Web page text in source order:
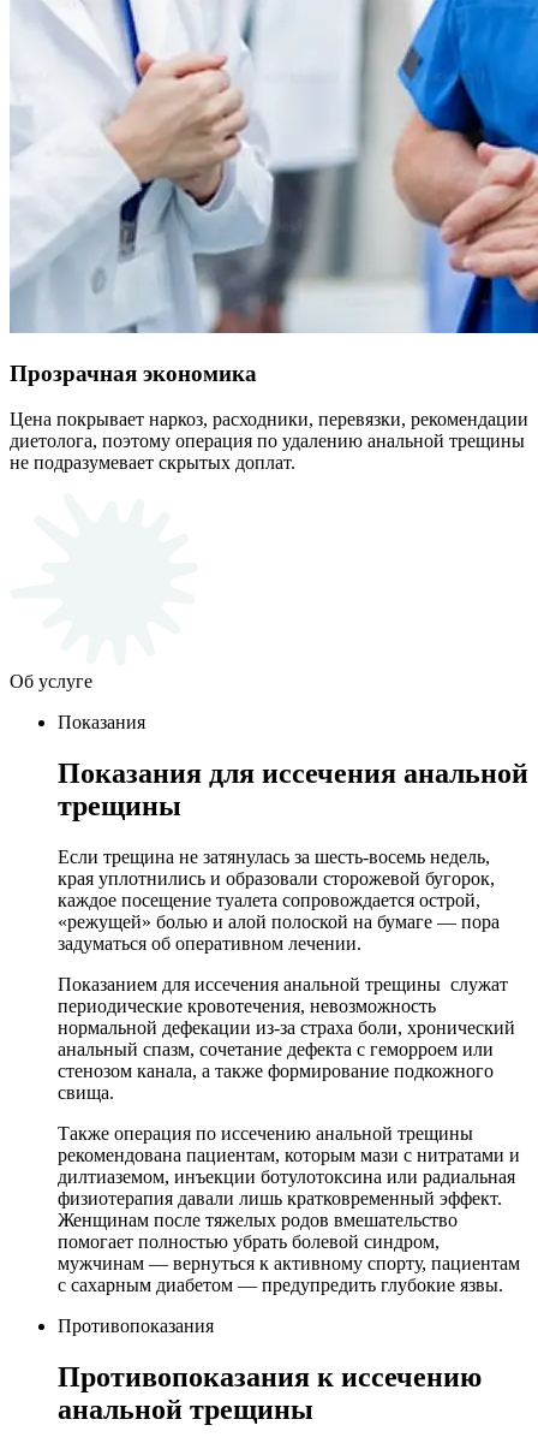
Прозрачная экономика
Цена покрывает наркоз, расходники, перевязки, рекомендации
диетолога, поэтому операция по удалению анальной трещины
не подразумевает скрытых доплат.
Об услуге
Показания
Показания для иссечения анальной
трещины
Если трещина не затянулась за шесть-восемь недель,
края уплотнились и образовали сторожевой бугорок,
каждое посещение туалета сопровождается острой,
«режущей» болью и алой полоской на бумаге — пора
задуматься об оперативном лечении.
Показанием для иссечения анальной трещины служат
периодические кровотечения, невозможность
нормальной дефекации из-за страха боли, хронический
анальный спазм, сочетание дефекта с геморроем или
стенозом канала, а также формирование подкожного
свища.
Также операция по иссечению анальной трещины
рекомендована пациентам, которым мази с нитратами и
дилтиаземом, инъекции ботулотоксина или радиальная
физиотерапия давали лишь кратковременный эффект.
Женщинам после тяжелых родов вмешательство
помогает полностью убрать болевой синдром,
мужчинам — вернуться к активному спорту, пациентам
с сахарным диабетом — предупредить глубокие язвы.
Противопоказания
Противопоказания к иссечению
анальной трещины